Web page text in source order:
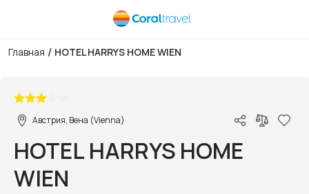
Главная / HOTEL HARRYS HOME WIEN
Австрия, Вена (Vienna)
HOTEL HARRYS HOME
WIEN